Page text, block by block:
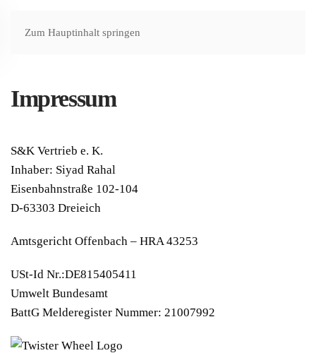
Zum Hauptinhalt springen
Impressum
S&K Vertrieb e. K.
Inhaber: Siyad Rahal
Eisenbahnstraße 102-104
D-63303 Dreieich
Amtsgericht Offenbach – HRA 43253
USt-Id Nr.:DE815405411
Umwelt Bundesamt
BattG Melderegister Nummer: 21007992